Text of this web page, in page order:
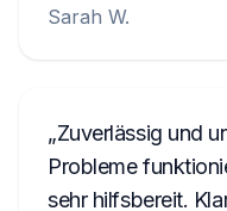
Sarah W.
Zuverlässig und
Probleme
sehr hilfsbereit.